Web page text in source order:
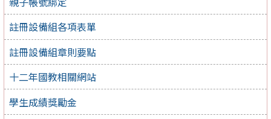
註冊設備組各項表單
註冊設備組章則要點
十二年國教相關網站
學生成績獎勵金